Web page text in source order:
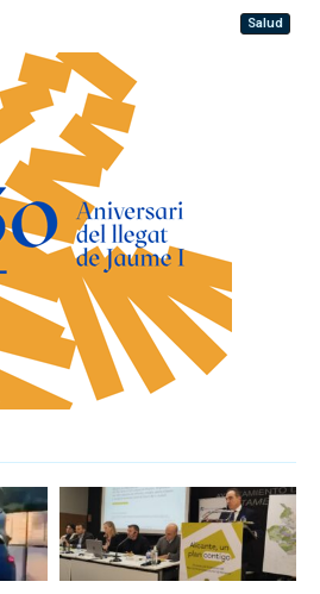
Salud